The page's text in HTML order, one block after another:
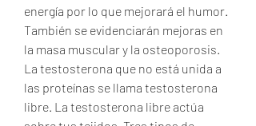
energía por lo que mejorará el humor.
También se evidenciarán mejoras en
la masa muscular y la osteoporosis.
La testosterona que no está unida a
las proteínas se llama testosterona
libre. La testosterona libre actúa